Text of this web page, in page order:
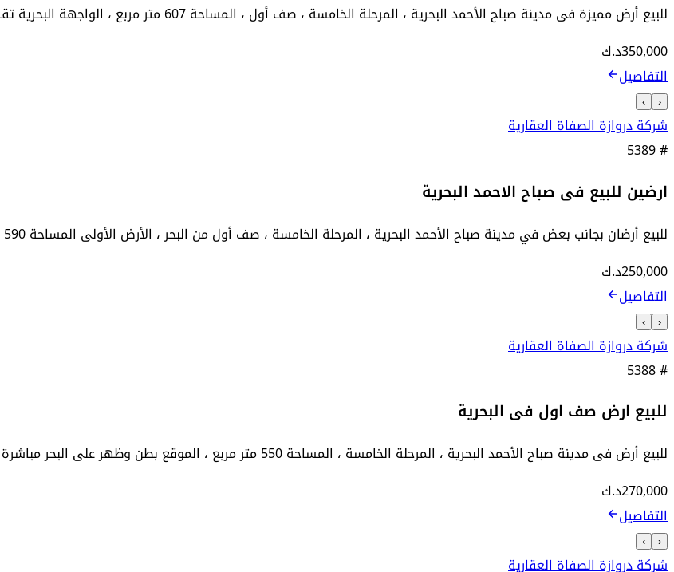
للبيع أرض مميزة فى مدينة صباح الأحمد البحرية ، المرحلة الخامسة ، صف أول ، المساحة 607 متر مربع ، الواجهة البحرية تقريبا 25 متر ، ا...
350,000د.ك
التفاصيل
‹
›
شركة دروازة الصفاة العقارية
5389#
ارضين للبيع فى صباح الاحمد البحرية
للبيع أرضان بجانب بعض في مدينة صباح الأحمد البحرية ، المرحلة الخامسة ، صف أول من البحر ، الأرض الأولى المساحة 590 متر مربع ، الواج...
250,000د.ك
التفاصيل
‹
›
شركة دروازة الصفاة العقارية
5388#
للبيع ارض صف اول فى البحرية
للبيع أرض فى مدينة صباح الأحمد البحرية ، المرحلة الخامسة ، المساحة 550 متر مربع ، الموقع بطن وظهر على البحر مباشرة ، مقابل المرسى ...
270,000د.ك
التفاصيل
‹
›
شركة دروازة الصفاة العقارية